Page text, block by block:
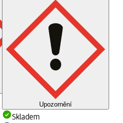
Upozornění
Skladem